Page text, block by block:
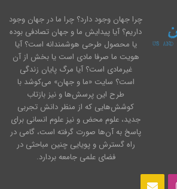
چرا جهان وجود دارد؟ چرا ما در جهان وجود
داریم؟ آیا پیدایش ما و جهان تصادفی بوده
یا محصول طرحی هوشمندانه است؟ آیا
هویت ما صرفا مادی است یا بخش از آن
غیرمادی است؟ آیا مرگ پایان زندگی
است؟ سایت «ما و جهان» می‌کوشد با
طرح این پرسش‌ها و نیز بازتاب
کوشش‌هایی که از منظر دانش تجربی
جدید، علوم محض و نیز علوم انسانی برای
پاسخ به آن‌ها صورت گرفته است، گامی در
راه گسترش و پویایی چنین مباحثی در
فضای علمی جامعه بردارد.
اینستاگرامایمیل